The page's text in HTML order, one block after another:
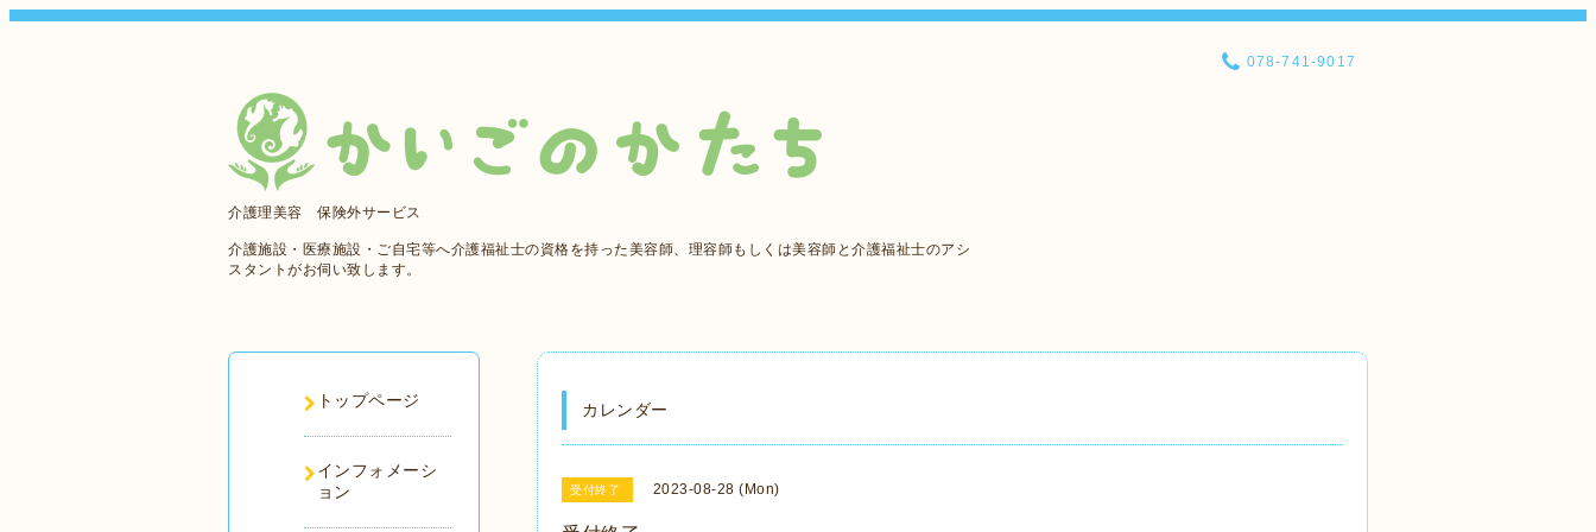
介護理美容 保険外サービス
介護施設・医療施設・ご自宅等へ介護福祉士の資格を持った美容師、理容師もしくは美容師と介護福祉士のアシ
スタントがお伺い致します。
078-741-9017
カレンダー
受付終了 2023-08-28 (Mon)
トップページ
インフォメーシ
ョン